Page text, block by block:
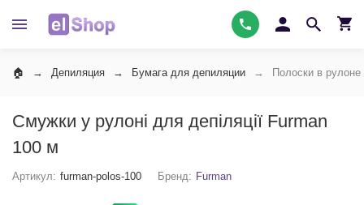
Депиляция Бумага для депиляции Полоски в
Смужки у рулоні для депіляції Furman
100 м
Артикул: furman-polos-100 Бренд: Furman